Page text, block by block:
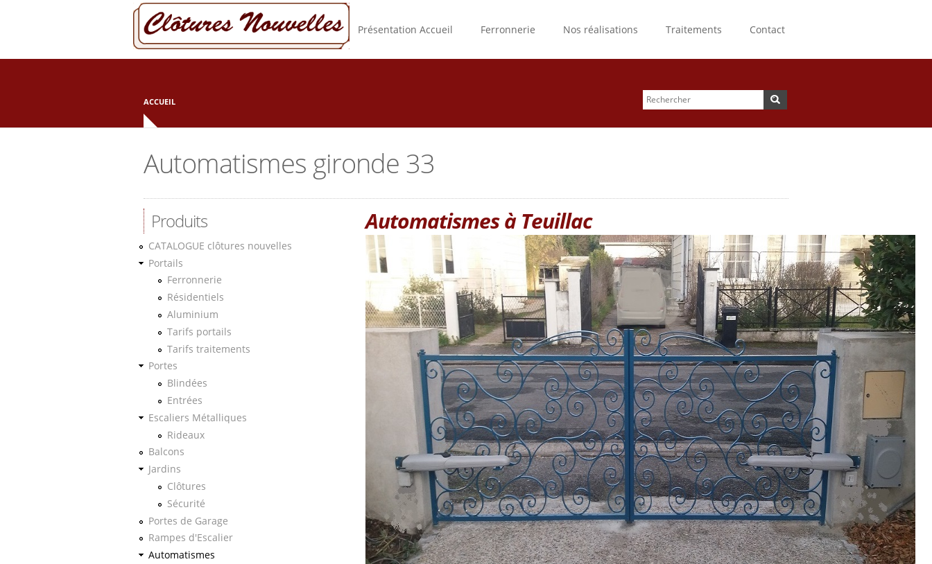
Présentation Accueil
Ferronnerie Nos réalisations Traitements Contact
ACCUEIL Formulaire de
Rechercher
Automatismes gironde 33
Automatismes à Teuillac
Produits
CATALOGUE clôtures nouvelles
Portails
Ferronnerie
Résidentiels
Aluminium
Tarifs portails
Tarifs traitements
Portes
Blindées
Entrées
Escaliers Métalliques
Rideaux
Balcons
Jardins
Clôtures
Sécurité
Portes de Garage
Rampes d'Escalier
Automatismes